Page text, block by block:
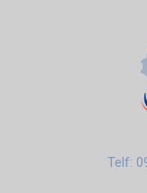
Telf: